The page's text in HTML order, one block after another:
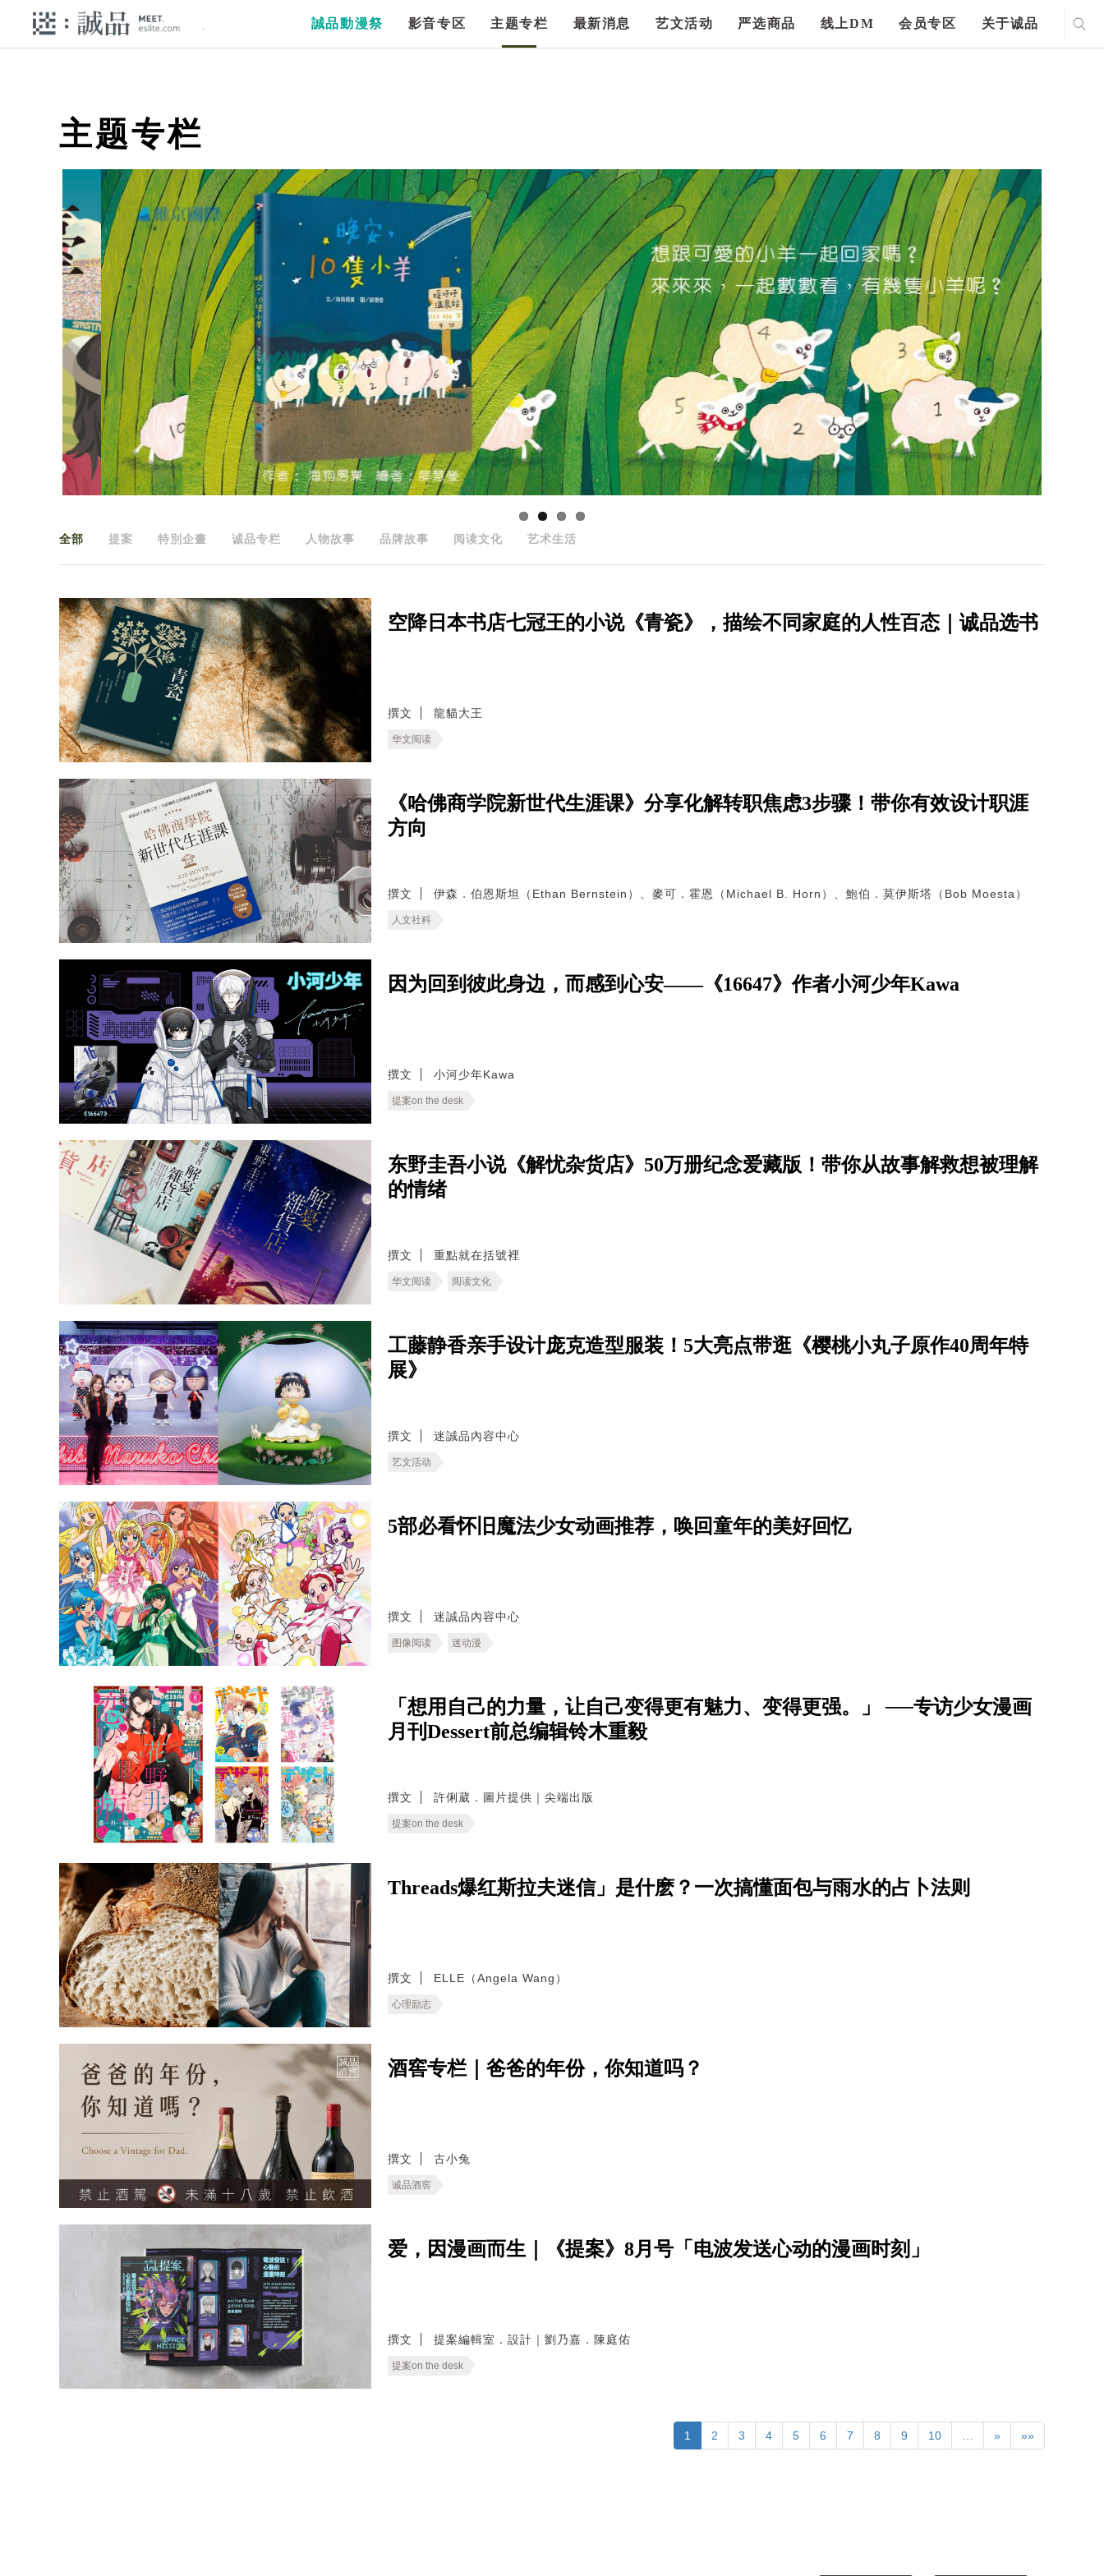
誠品動漫祭 影音专区 主题专栏 最新消息 艺文活动 严选商品 线上DM 会员专区 关于诚品
主题专栏
全部 提案 特別企畫 诚品专栏 人物故事 品牌故事 阅读文化 艺术生活
空降日本书店七冠王的小说《青瓷》，描绘不同家庭的人性百态｜诚品选书
撰文 龍貓大王
华文阅读
《哈佛商学院新世代生涯课》分享化解转职焦虑3步骤！带你有效设计职涯
方向
撰文 伊森．伯恩斯坦（Ethan Bernstein）、麥可．霍恩（Michael B. Horn）、鮑伯．莫伊斯塔（Bob Moesta）
人文社科
因为回到彼此身边，而感到心安——《16647》作者小河少年Kawa
撰文 小河少年Kawa
提案on the desk
东野圭吾小说《解忧杂货店》50万册纪念爱藏版！带你从故事解救想被理解
的情绪
撰文 重點就在括號裡
华文阅读 阅读文化
工藤静香亲手设计庞克造型服装！5大亮点带逛《樱桃小丸子原作40周年特
展》
撰文 迷誠品內容中心
艺文活动
5部必看怀旧魔法少女动画推荐，唤回童年的美好回忆
撰文 迷誠品內容中心
图像阅读 迷动漫
「想用自己的力量，让自己变得更有魅力、变得更强。」 ──专访少女漫画
月刊Dessert前总编辑铃木重毅
撰文 許俐葳．圖片提供｜尖端出版
提案on the desk
Threads爆红斯拉夫迷信」是什麽？一次搞懂面包与雨水的占卜法则
撰文 ELLE（Angela Wang）
心理励志
酒窖专栏｜爸爸的年份，你知道吗？
撰文 古小兔
诚品酒窖
爱，因漫画而生｜《提案》8月号「电波发送心动的漫画时刻」
撰文 提案編輯室．設計｜劉乃嘉．陳庭佑
提案on the desk
1 2 3 4 5 6 7 8 9 10 … » »»